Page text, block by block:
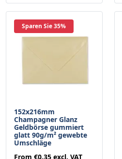
Sparen Sie 35%
152x216mm
Champagner Glanz
Geldbörse gummiert
glatt 90g/m² gewebte
Umschläge
From €0.35 excl. VAT